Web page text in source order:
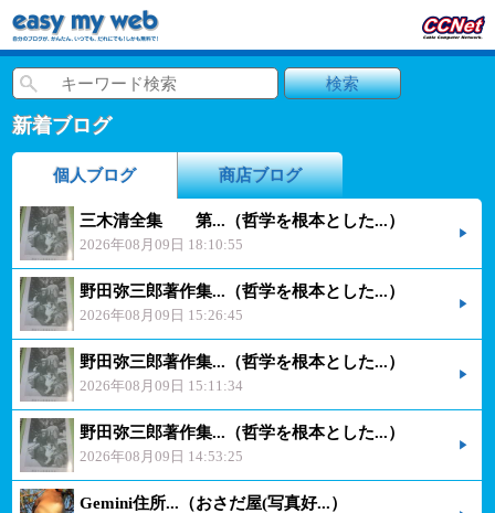
新着ブログ
個人ブログ 商店ブログ
三木清全集 第...（哲学を根本とした...）
2026年08月09日 18:10:55
野田弥三郎著作集...（哲学を根本とした...）
2026年08月09日 15:26:45
野田弥三郎著作集...（哲学を根本とした...）
2026年08月09日 15:11:34
野田弥三郎著作集...（哲学を根本とした...）
2026年08月09日 14:53:25
Gemini住所...（おさだ屋(写真好...）